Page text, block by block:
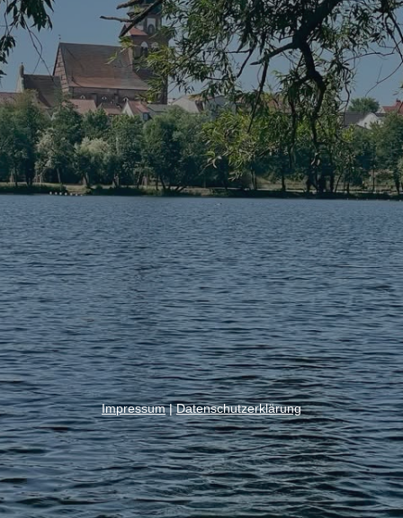
Impressum|Datenschutzerklärung